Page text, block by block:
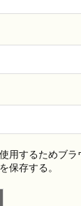
用するためブ
保存する。